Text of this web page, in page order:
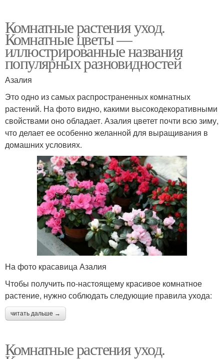
Комнатные растения уход.
Комнатные цветы —
иллюстрированные названия
популярных разновидностей
Азалия
Это одно из самых распространенных комнатных
растений. На фото видно, какими высокодекоративными
свойствами оно обладает. Азалия цветет почти всю зиму,
что делает ее особенно желанной для выращивания в
домашних условиях.
На фото красавица Азалия
Чтобы получить по-настоящему красивое комнатное
растение, нужно соблюдать следующие правила ухода:
читать дальше →
Комнатные растения уход.